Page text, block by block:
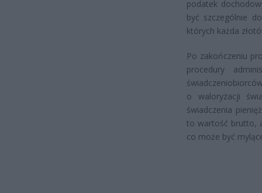
podatek
być szczególnie
których każda
Po zakończeniu
procedury
o waloryzacji
świadczenia
to wartość brutto,
co może być